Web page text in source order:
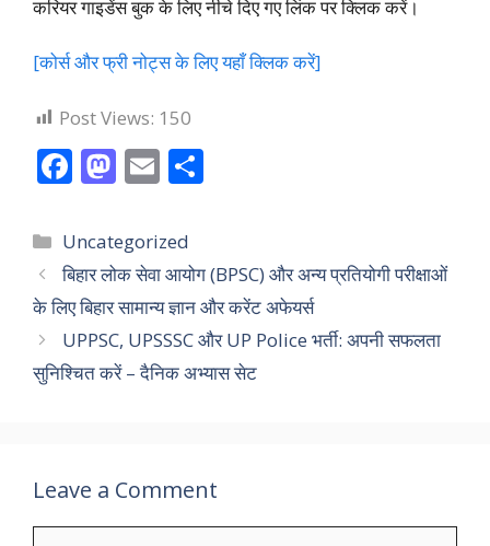
करियर गाइडेंस बुक के लिए नीचे दिए गए लिंक पर क्लिक करें।
[कोर्स और फ्री नोट्स के लिए यहाँ क्लिक करें]
Post Views: 150
F
ac
e
b
o
o
k
M
as
to
d
o
n
E
m
ai
l e
Categories
Uncategorized
बिहार लोक सेवा आयोग (BPSC) और अन्य प्रतियोगी परीक्षाओं
के लिए बिहार सामान्य ज्ञान और करेंट अफेयर्स
UPPSC, UPSSSC और UP Police भर्ती: अपनी सफलता
सुनिश्चित करें – दैनिक अभ्यास सेट
Leave a Comment